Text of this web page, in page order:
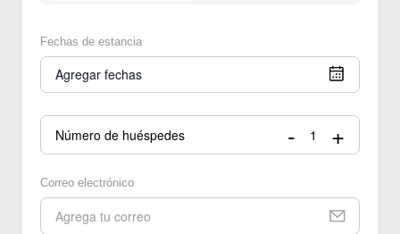
Fechas de estancia
Agregar fechas
Número de huéspedes - +
Correo electrónico